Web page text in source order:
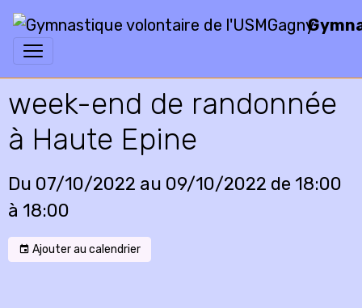
week-end de randonnée
à Haute Epine
Du 07/10/2022 au 09/10/2022 de 18:00
à 18:00
Ajouter au calendrier